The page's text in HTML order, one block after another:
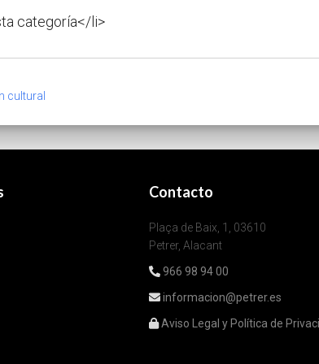
categoría</li>
cultural
Contacto
Plaça de Baix, 1, 03610
Petrer, Alacant
966 98 94 00
informacion@petrer.es
Aviso Legal y Política de